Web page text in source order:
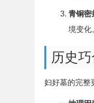
青铜密
境变化
历史
妇好墓的完整